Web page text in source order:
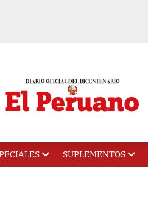
SUPLEMENTOS